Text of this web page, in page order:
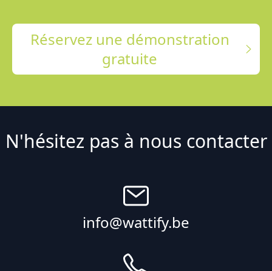
Réservez une démonstration
gratuite
N'hésitez pas à nous contacter
info@wattify.be